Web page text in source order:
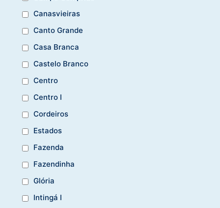
Canasvieiras
Canto Grande
Casa Branca
Castelo Branco
Centro
Centro I
Cordeiros
Estados
Fazenda
Fazendinha
Glória
Intingá I